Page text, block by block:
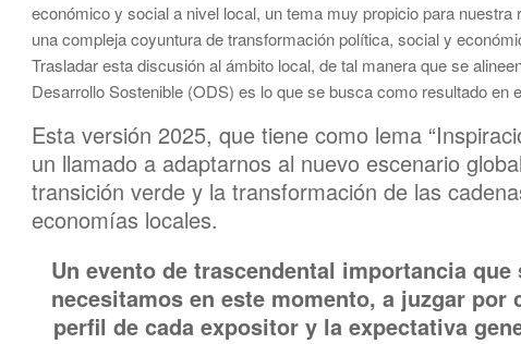
económico y social a nivel local, un tema muy propicio para
una compleja coyuntura de transformación política, social y
Trasladar esta discusión al ámbito local, de tal manera que se
Desarrollo Sostenible (ODS) es lo que se busca como resultado en
Esta versión 2025, que tiene como lema
un llamado a adaptarnos al nuevo escenario
transición verde y la transformación de las
economías locales.
Un evento de trascendental importancia
necesitamos en este momento, a juzgar
perfil de cada expositor y la expectativa